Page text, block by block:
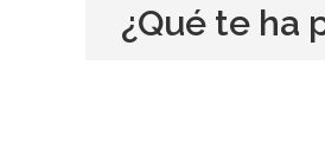
¿Qué te ha